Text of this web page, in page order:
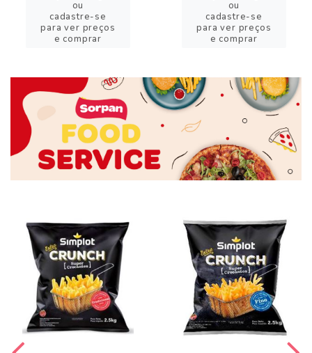
ou
cadastre-se
para ver preços
e comprar
ou
cadastre-se
para ver preços
e comprar